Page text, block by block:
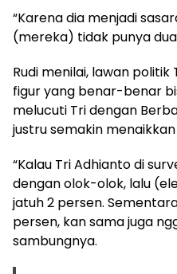
“Karena dia menjadi
(mereka) tidak punya
Rudi menilai, lawan
figur yang benar-benar
melucuti Tri dengan
justru semakin
“Kalau Tri Adhianto di
dengan olok-olok, lalu
jatuh 2 persen.
persen, kan sama juga
sambungnya.